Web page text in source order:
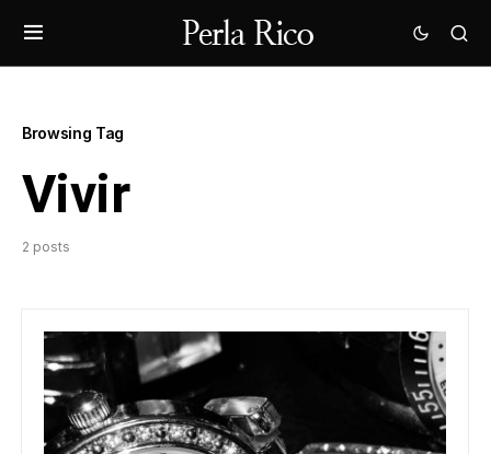
Browsing Tag
Vivir
2 posts